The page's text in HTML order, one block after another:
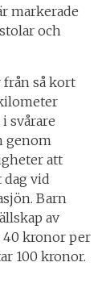
markerade
och
från så kort
svårare
genom
att
dag vid
Barn
av
40 kronor per
100 kronor.